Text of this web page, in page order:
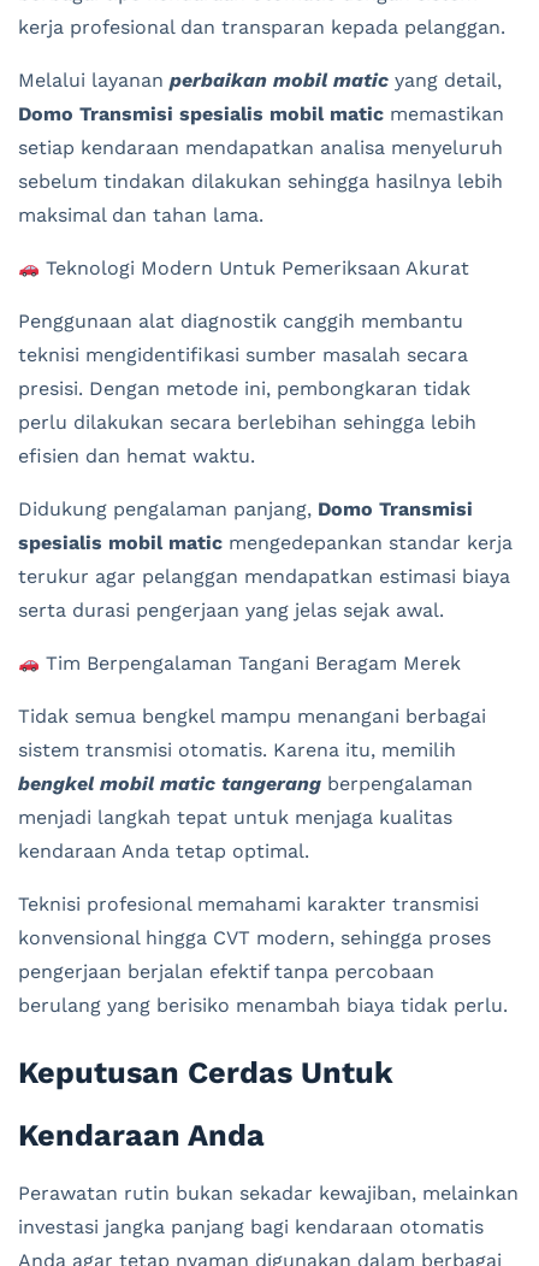
kerja profesional dan transparan kepada pelanggan.
Melalui layanan perbaikan mobil matic yang detail,
Domo Transmisi spesialis mobil matic memastikan
setiap kendaraan mendapatkan analisa menyeluruh
sebelum tindakan dilakukan sehingga hasilnya lebih
maksimal dan tahan lama.
Teknologi Modern Untuk Pemeriksaan Akurat
Penggunaan alat diagnostik canggih membantu
teknisi mengidentifikasi sumber masalah secara
presisi. Dengan metode ini, pembongkaran tidak
perlu dilakukan secara berlebihan sehingga lebih
efisien dan hemat waktu.
Didukung pengalaman panjang, Domo Transmisi
spesialis mobil matic mengedepankan standar kerja
terukur agar pelanggan mendapatkan estimasi biaya
serta durasi pengerjaan yang jelas sejak awal.
Tim Berpengalaman Tangani Beragam Merek
Tidak semua bengkel mampu menangani berbagai
sistem transmisi otomatis. Karena itu, memilih
bengkel mobil matic tangerang berpengalaman
menjadi langkah tepat untuk menjaga kualitas
kendaraan Anda tetap optimal.
Teknisi profesional memahami karakter transmisi
konvensional hingga CVT modern, sehingga proses
pengerjaan berjalan efektif tanpa percobaan
berulang yang berisiko menambah biaya tidak perlu.
Keputusan Cerdas Untuk
Kendaraan Anda
Perawatan rutin bukan sekadar kewajiban, melainkan
investasi jangka panjang bagi kendaraan otomatis
Anda agar tetap nyaman digunakan dalam berbagai